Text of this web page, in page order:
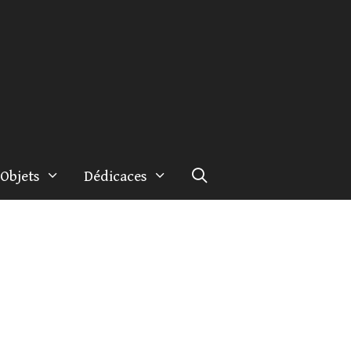
Objets Dédicaces